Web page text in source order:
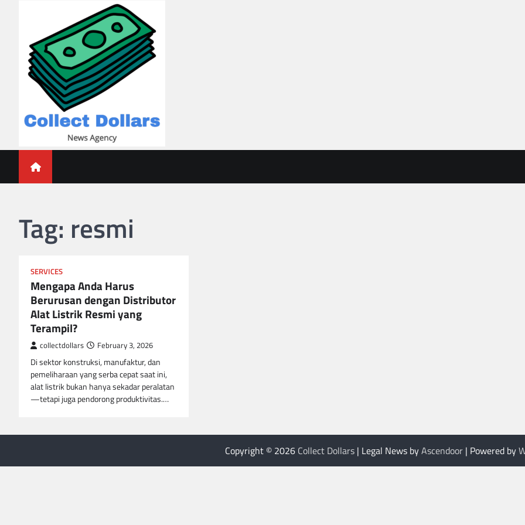
Collect Dollars
Tag: resmi
SERVICES
Mengapa Anda Harus
Berurusan dengan Distributor
Alat Listrik Resmi yang
Terampil?
collectdollars February 3, 2026
Di sektor konstruksi, manufaktur, dan
pemeliharaan yang serba cepat saat ini,
alat listrik bukan hanya sekadar peralatan
—tetapi juga pendorong produktivitas.…
Copyright © 2026 Collect Dollars| Legal News byAscendoor| Powered by